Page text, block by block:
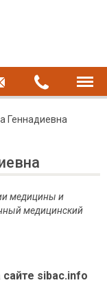
Геннадиевна
медицины и
медицинский
сайте sibac.info